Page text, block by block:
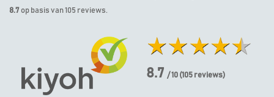
8.7 op basis van 105 reviews.
8.7 / 10 (105 reviews)